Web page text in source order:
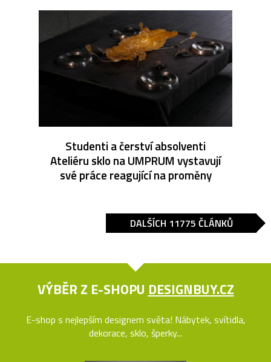
Studenti a čerství absolventi
Ateliéru sklo na UMPRUM vystavují
své práce reagující na proměny
DALŠÍCH 11775 ČLÁNKŮ
VÝBĚR Z E-SHOPU DESIGNBUY.CZ
E-shop s nejlepším designem světa! Nábytek, svítidla,
dekorace, sklo, šperky...